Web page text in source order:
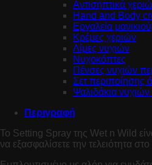
Αντισηπτικά
Hand and Body
Εργαλεία
Κρέμες χεριών
Λίμες νυχιών
Νυχοκόπτες
Πένσες νυχιών
Σετ περιποίησης
Ψαλιδάκια
Περιγραφή
Το Setting Spray της Wet n Wild
να εξασφαλίσετε την τελειότητα